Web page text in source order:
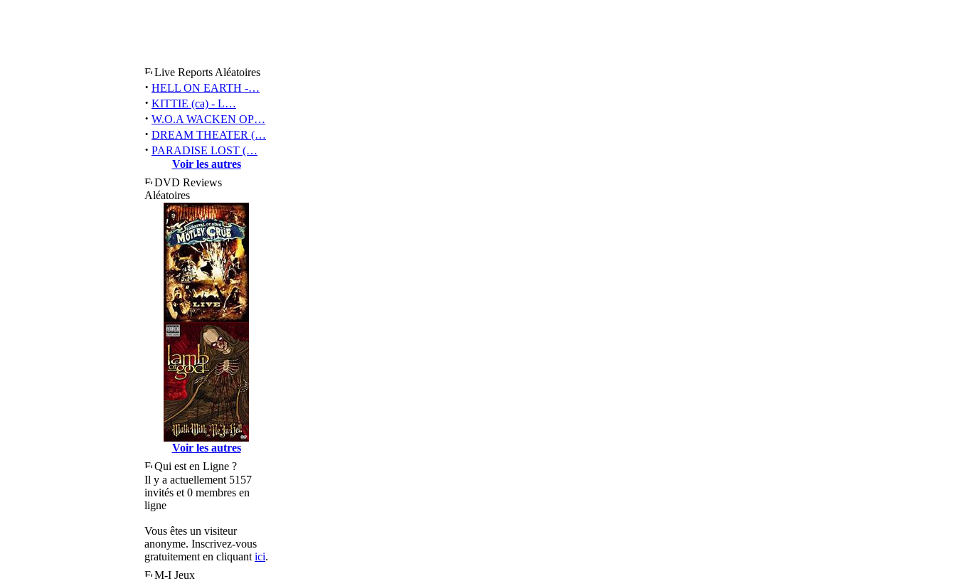
Live Reports Aléatoires
· HELL ON EARTH -…
· KITTIE (ca) - L…
· W.O.A WACKEN OP…
· DREAM THEATER (…
· PARADISE LOST (…
Voir les autres
DVD Reviews
Aléatoires
Voir les autres
Qui est en Ligne ?
Il y a actuellement 5157
invités et 0 membres en
ligne
Vous êtes un visiteur
anonyme. Inscrivez-vous
gratuitement en cliquant ici.
M-I Jeux